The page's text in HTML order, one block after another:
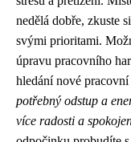
nedělá dobře, zkuste
svými prioritami.
úpravu pracovního
hledání nové
potřebný odstup a
více radosti a